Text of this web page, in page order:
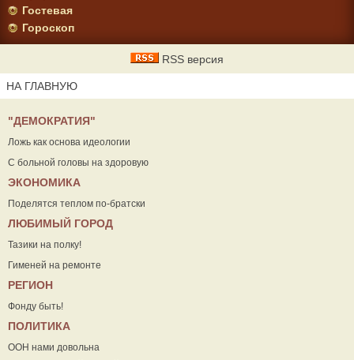
Гостевая
Гороскоп
RSS версия
НА ГЛАВНУЮ
"ДЕМОКРАТИЯ"
Ложь как основа идеологии
С больной головы на здоровую
ЭКОНОМИКА
Поделятся теплом по-братски
ЛЮБИМЫЙ ГОРОД
Тазики на полку!
Гименей на ремонте
РЕГИОН
Фонду быть!
ПОЛИТИКА
ООН нами довольна